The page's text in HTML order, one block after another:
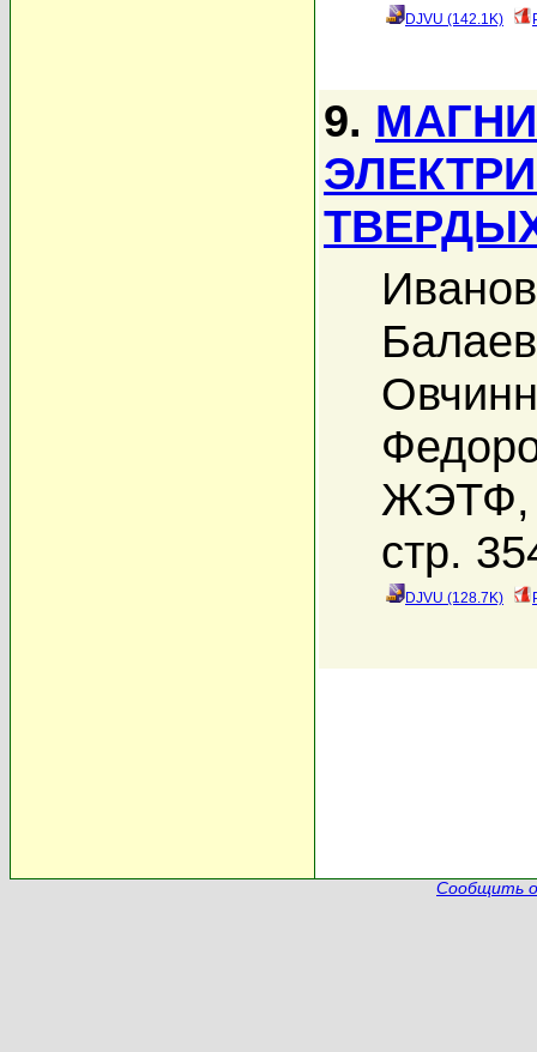
DJVU (142.1K)
9.
ЖЭТФ,
стр.
DJVU (128.7K)
Сообщить о